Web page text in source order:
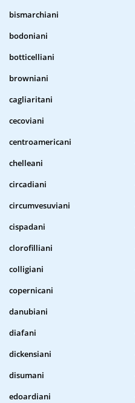
bismarchiani
bodoniani
botticelliani
browniani
cagliaritani
cecoviani
centroamericani
chelleani
circadiani
circumvesuviani
cispadani
clorofilliani
colligiani
copernicani
danubiani
diafani
dickensiani
disumani
edoardiani